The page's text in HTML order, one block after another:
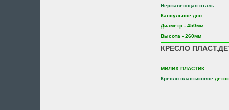
Нержавеющая сталь
Капсульное дно
Диаметр - 450мм
Высота - 260мм
КРЕСЛО
МИЛИХ ПЛАСТИК
Кресло пластиковое